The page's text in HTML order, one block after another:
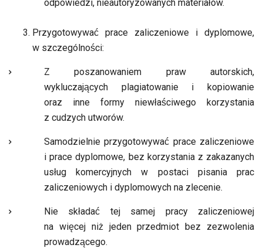
odpowiedzi, nieautoryzowanych materiałów.
Przygotowywać prace zaliczeniowe i dyplomowe,
w szczególności:
Z poszanowaniem praw autorskich,
wykluczających plagiatowanie i kopiowanie
oraz inne formy niewłaściwego korzystania
z cudzych utworów.
Samodzielnie przygotowywać prace zaliczeniowe
i prace dyplomowe, bez korzystania z zakazanych
usług komercyjnych w postaci pisania prac
zaliczeniowych i dyplomowych na zlecenie.
Nie składać tej samej pracy zaliczeniowej
na więcej niż jeden przedmiot bez zezwolenia
prowadzącego.